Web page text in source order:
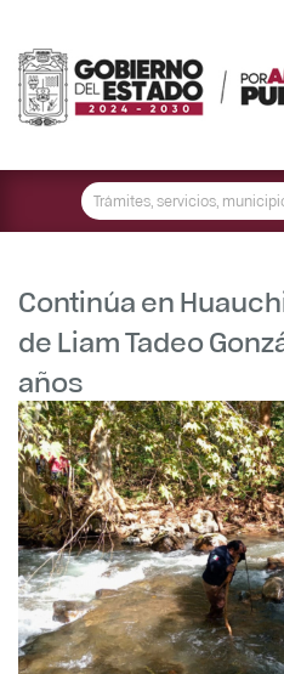
Continúa en
de Liam Tadeo
años